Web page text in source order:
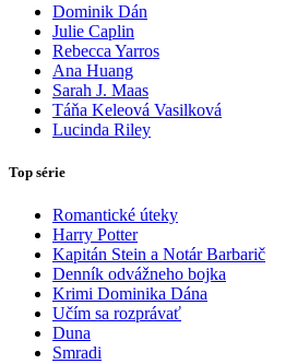
Dominik Dán
Julie Caplin
Rebecca Yarros
Ana Huang
Sarah J. Maas
Táňa Keleová Vasilková
Lucinda Riley
Top série
Romantické úteky
Harry Potter
Kapitán Stein a Notár Barbarič
Denník odvážneho bojka
Krimi Dominika Dána
Učím sa rozprávať
Duna
Smradi